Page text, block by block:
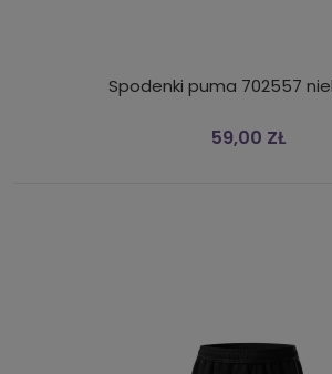
Spodenki puma 702557
59,00 ZŁ